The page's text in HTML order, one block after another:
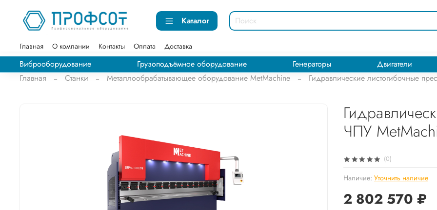
Каталог
Главная О компании Контакты Оплата Доставка
Виброоборудование Грузоподъёмное оборудование Генераторы Двигатели
Главная
Станки Металлообрабатывающее оборудование MetMachine Гидравлические листогибочные
(0)
Наличие: Уточнить наличие
ЧПУ
2 802 570 ₽